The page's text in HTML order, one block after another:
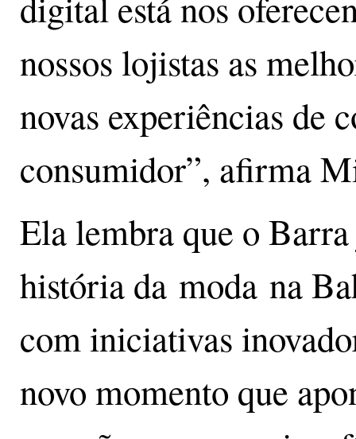
nossos lojistas as
novas experiências de
consumidor”, afirma
Ela lembra que o
história da moda na
com iniciativas
novo momento que